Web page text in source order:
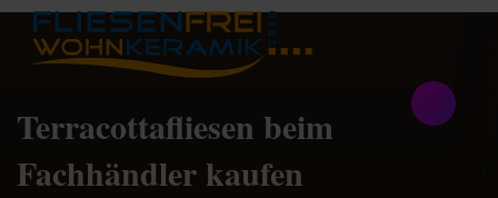
Terracottafliesen beim
Fachhändler kaufen